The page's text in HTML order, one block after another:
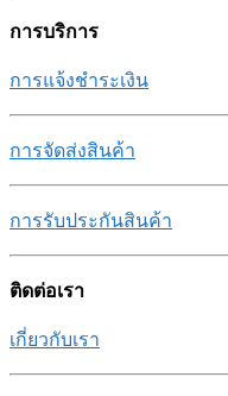
การบริการ
การแจ้งชำระเงิน
การจัดส่งสินค้า
การรับประกันสินค้า
ติดต่อเรา
เกี่ยวกับเรา